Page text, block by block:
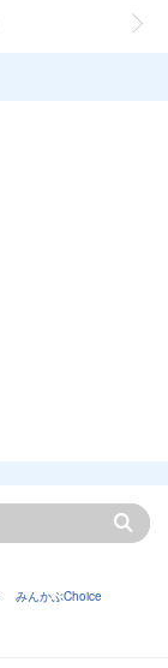
みんかぶChoice